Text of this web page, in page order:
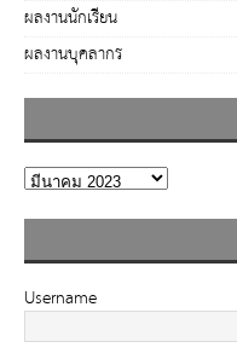
ผลงานนักเรียน
ผลงานบุคลากร
Username